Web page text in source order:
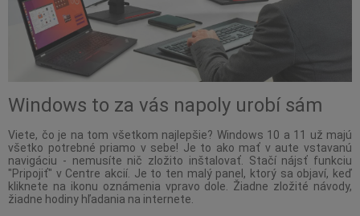
Windows to za vás napoly urobí sám
Viete, čo je na tom všetkom najlepšie? Windows 10 a 11 už majú
všetko potrebné priamo v sebe! Je to ako mať v aute vstavanú
navigáciu - nemusíte nič zložito inštalovať. Stačí nájsť funkciu
"Pripojiť" v Centre akcií. Je to ten malý panel, ktorý sa objaví, keď
kliknete na ikonu oznámenia vpravo dole. Žiadne zložité návody,
žiadne hodiny hľadania na internete.